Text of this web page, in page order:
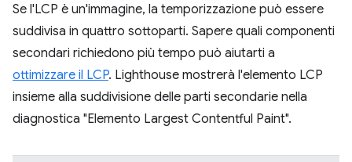
Se l'LCP è un'immagine, la temporizzazione può essere
suddivisa in quattro sottoparti. Sapere quali componenti
secondari richiedono più tempo può aiutarti a
ottimizzare il LCP. Lighthouse mostrerà l'elemento LCP
insieme alla suddivisione delle parti secondarie nella
diagnostica "Elemento Largest Contentful Paint".